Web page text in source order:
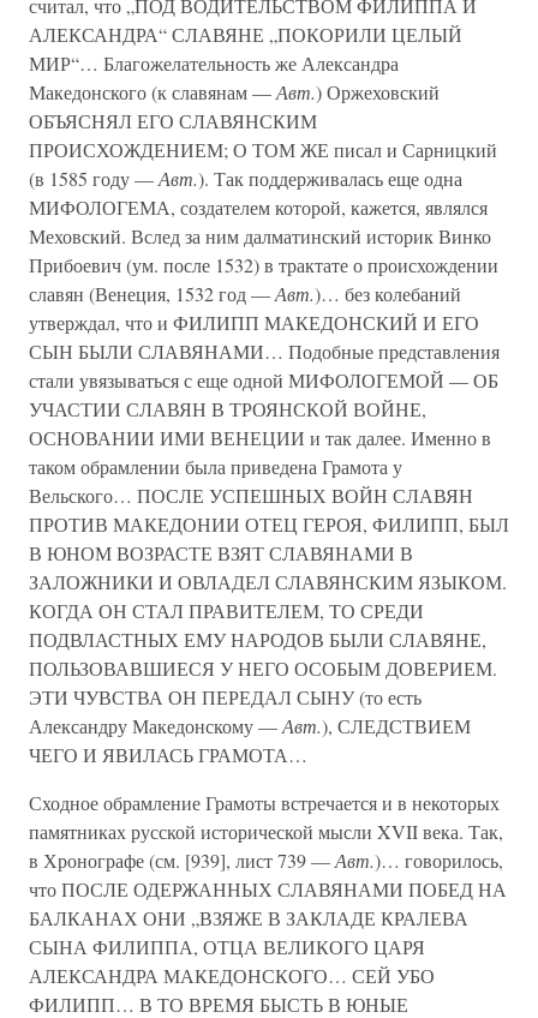
считал, что „ПОД ВОДИТЕЛЬСТВОМ ФИЛИППА И
АЛЕКСАНДРА“ СЛАВЯНЕ „ПОКОРИЛИ ЦЕЛЫЙ
МИР“… Благожелательность же Александра
Македонского (к славянам —Авт.) Оржеховский
ОБЪЯСНЯЛ ЕГО СЛАВЯНСКИМ
ПРОИСХОЖДЕНИЕМ; О ТОМ ЖЕ писал и Сарницкий
(в 1585 году —Авт.). Так поддерживалась еще одна
МИФОЛОГЕМА, создателем которой, кажется, являлся
Меховский. Вслед за ним далматинский историк Винко
Прибоевич (ум. после 1532) в трактате о происхождении
славян (Венеция, 1532 год —Авт.)… без колебаний
утверждал, что и ФИЛИПП МАКЕДОНСКИЙ И ЕГО
СЫН БЫЛИ СЛАВЯНАМИ… Подобные представления
стали увязываться с еще одной МИФОЛОГЕМОЙ — ОБ
УЧАСТИИ СЛАВЯН В ТРОЯНСКОЙ ВОЙНЕ,
ОСНОВАНИИ ИМИ ВЕНЕЦИИ и так далее. Именно в
таком обрамлении была приведена Грамота у
Вельского… ПОСЛЕ УСПЕШНЫХ ВОЙН СЛАВЯН
ПРОТИВ МАКЕДОНИИ ОТЕЦ ГЕРОЯ, ФИЛИПП, БЫЛ
В ЮНОМ ВОЗРАСТЕ ВЗЯТ СЛАВЯНАМИ В
ЗАЛОЖНИКИ И ОВЛАДЕЛ СЛАВЯНСКИМ ЯЗЫКОМ.
КОГДА ОН СТАЛ ПРАВИТЕЛЕМ, ТО СРЕДИ
ПОДВЛАСТНЫХ ЕМУ НАРОДОВ БЫЛИ СЛАВЯНЕ,
ПОЛЬЗОВАВШИЕСЯ У НЕГО ОСОБЫМ ДОВЕРИЕМ.
ЭТИ ЧУВСТВА ОН ПЕРЕДАЛ СЫНУ (то есть
Александру Македонскому —Авт.), СЛЕДСТВИЕМ
ЧЕГО И ЯВИЛАСЬ ГРАМОТА…
Сходное обрамление Грамоты встречается и в некоторых
памятниках русской исторической мысли XVII века. Так,
в Хронографе (см. [939], лист 739 —Авт.)… говорилось,
что ПОСЛЕ ОДЕРЖАННЫХ СЛАВЯНАМИ ПОБЕД НА
БАЛКАНАХ ОНИ „ВЗЯЖЕ В ЗАКЛАДЕ КРАЛЕВА
СЫНА ФИЛИППА, ОТЦА ВЕЛИКОГО ЦАРЯ
АЛЕКСАНДРА МАКЕДОНСКОГО… СЕЙ УБО
ФИЛИПП… В ТО ВРЕМЯ БЫСТЬ В ЮНЫЕ